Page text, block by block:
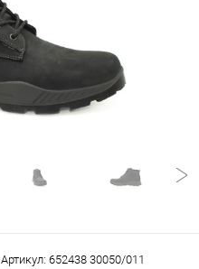
Артикул: 652438 30050/011